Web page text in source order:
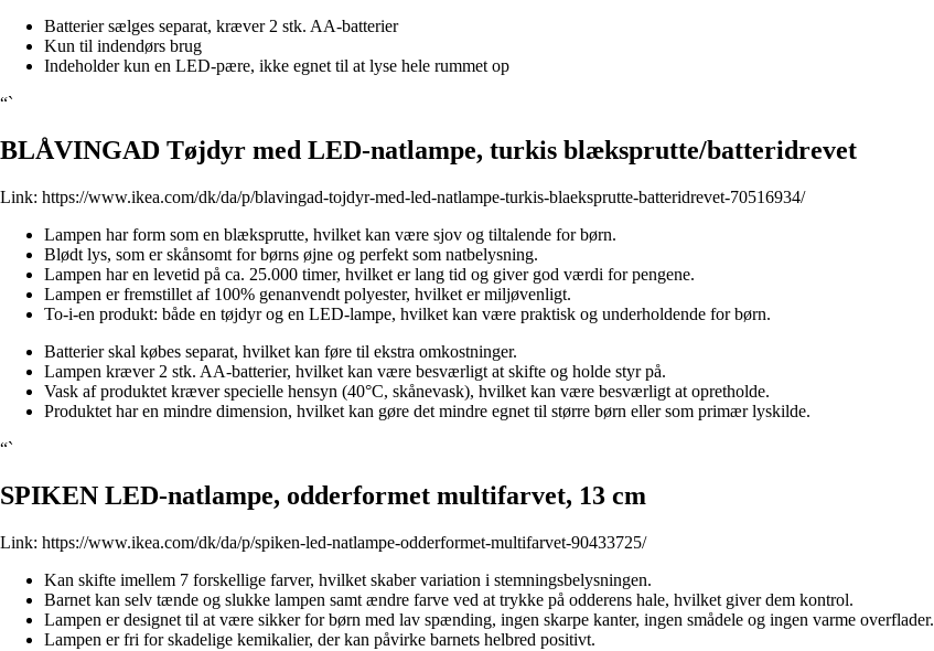
Batterier sælges separat, kræver 2 stk. AA-batterier
Kun til indendørs brug
Indeholder kun en LED-pære, ikke egnet til at lyse hele rummet op
“`
BLÅVINGAD Tøjdyr med LED-natlampe, turkis blæksprutte/batteridrevet
Link: https://www.ikea.com/dk/da/p/blavingad-tojdyr-med-led-natlampe-turkis-blaeksprutte-batteridrevet-70516934/
Lampen har form som en blæksprutte, hvilket kan være sjov og tiltalende for børn.
Blødt lys, som er skånsomt for børns øjne og perfekt som natbelysning.
Lampen har en levetid på ca. 25.000 timer, hvilket er lang tid og giver god værdi for pengene.
Lampen er fremstillet af 100% genanvendt polyester, hvilket er miljøvenligt.
To-i-en produkt: både en tøjdyr og en LED-lampe, hvilket kan være praktisk og underholdende for børn.
Batterier skal købes separat, hvilket kan føre til ekstra omkostninger.
Lampen kræver 2 stk. AA-batterier, hvilket kan være besværligt at skifte og holde styr på.
Vask af produktet kræver specielle hensyn (40°C, skånevask), hvilket kan være besværligt at opretholde.
Produktet har en mindre dimension, hvilket kan gøre det mindre egnet til større børn eller som primær lyskilde.
“`
SPIKEN LED-natlampe, odderformet multifarvet, 13 cm
Link: https://www.ikea.com/dk/da/p/spiken-led-natlampe-odderformet-multifarvet-90433725/
Kan skifte imellem 7 forskellige farver, hvilket skaber variation i stemningsbelysningen.
Barnet kan selv tænde og slukke lampen samt ændre farve ved at trykke på odderens hale, hvilket giver dem kontrol.
Lampen er designet til at være sikker for børn med lav spænding, ingen skarpe kanter, ingen smådele og ingen varme overflader.
Lampen er fri for skadelige kemikalier, der kan påvirke barnets helbred positivt.